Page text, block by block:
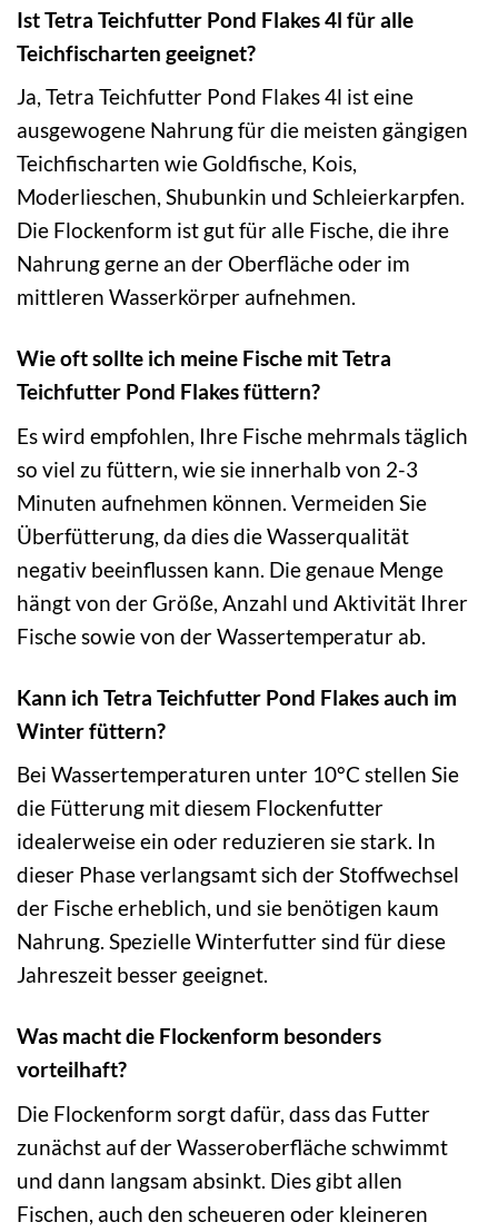
Ist Tetra Teichfutter Pond Flakes 4l für alle
Teichfischarten geeignet?
Ja, Tetra Teichfutter Pond Flakes 4l ist eine
ausgewogene Nahrung für die meisten gängigen
Teichfischarten wie Goldfische, Kois,
Moderlieschen, Shubunkin und Schleierkarpfen.
Die Flockenform ist gut für alle Fische, die ihre
Nahrung gerne an der Oberfläche oder im
mittleren Wasserkörper aufnehmen.
Wie oft sollte ich meine Fische mit Tetra
Teichfutter Pond Flakes füttern?
Es wird empfohlen, Ihre Fische mehrmals täglich
so viel zu füttern, wie sie innerhalb von 2-3
Minuten aufnehmen können. Vermeiden Sie
Überfütterung, da dies die Wasserqualität
negativ beeinflussen kann. Die genaue Menge
hängt von der Größe, Anzahl und Aktivität Ihrer
Fische sowie von der Wassertemperatur ab.
Kann ich Tetra Teichfutter Pond Flakes auch im
Winter füttern?
Bei Wassertemperaturen unter 10°C stellen Sie
die Fütterung mit diesem Flockenfutter
idealerweise ein oder reduzieren sie stark. In
dieser Phase verlangsamt sich der Stoffwechsel
der Fische erheblich, und sie benötigen kaum
Nahrung. Spezielle Winterfutter sind für diese
Jahreszeit besser geeignet.
Was macht die Flockenform besonders
vorteilhaft?
Die Flockenform sorgt dafür, dass das Futter
zunächst auf der Wasseroberfläche schwimmt
und dann langsam absinkt. Dies gibt allen
Fischen, auch den scheueren oder kleineren